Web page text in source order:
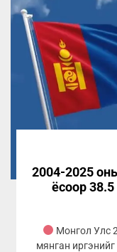
2004-2025
ёсоор
Монгол Улс
мянган